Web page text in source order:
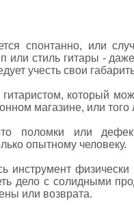
спонтанно, или
или стиль гитары -
учесть свои
который
магазине, или
поломки или
опытному человеку.
инструмент
дело с солидными
или возврата.